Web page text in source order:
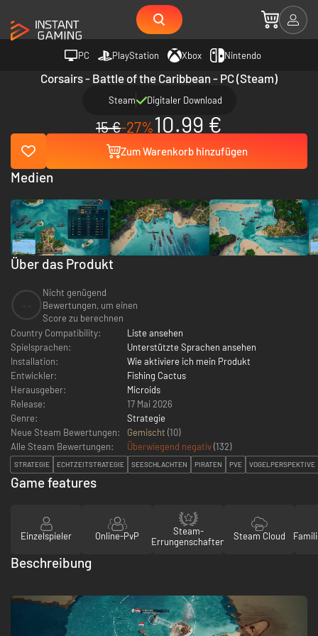
PC PlayStation Xbox Nintendo
Corsairs - Battle of the Caribbean - PC (Steam)
Steam Digitaler Download
15 €-27%10.99 €
Zum Warenkorb hinzufügen
Über das Produkt
Nicht genügend
Bewertungen, um einen
Score zu berechnen
Country Compatibility:
Liste ansehen
Spielsprachen:
Unterstützte Sprachen ansehen
Installation:
Wie aktiviere ich mein Produkt
Entwickler:
Fishing Cactus
Herausgeber:
Microids
Release:
17 Mai 2026
Genre:
Strategie
Neue Steam Bewertungen:
Gemischt (10)
Alle Steam Bewertungen:
Überwiegend negativ(132)
STRATEGIE ECHTZEITSTRATEGIE SEESCHLACHTEN PIRATEN PVE VOGELPERSPEKTIVE
Medien
Game features
Einzelspieler Online-PvP
Steam-
Errungenschaften
Steam Cloud
Beschreibung